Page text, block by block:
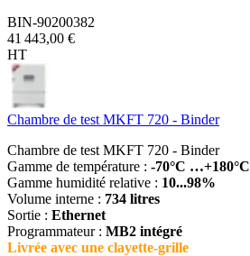
BIN-90200382
41 443,00 €
HT
Chambre de test MKFT 720 - Binder
Chambre de test MKFT 720 - Binder
Gamme de température : -70°C …+180°C
Gamme humidité relative : 10...98%
Volume interne : 734 litres
Sortie : Ethernet
Programmateur : MB2 intégré
Livrée avec une clayette-grille